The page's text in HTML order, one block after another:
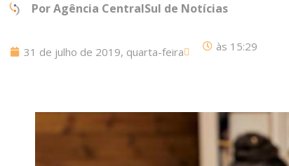
PorAgência CentralSul de Notícias
31 de julho de 2019, quarta-feira às 15:29